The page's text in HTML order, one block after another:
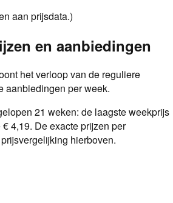
aan prijsdata.)
en aanbiedingen
het verloop van de reguliere
aanbiedingen per week.
21 weken: de laagste weekprijs
€ 4,19. De exacte prijzen per
hierboven.